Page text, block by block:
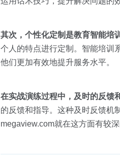
其次，个性化定制是教育智能培
个人的特点进行定制。智能培训
他们更加有效地提升服务水平。
在实战演练过程中，及时的反馈
的反馈和指导。这种及时反馈机
megaview.com就在这方面有较深